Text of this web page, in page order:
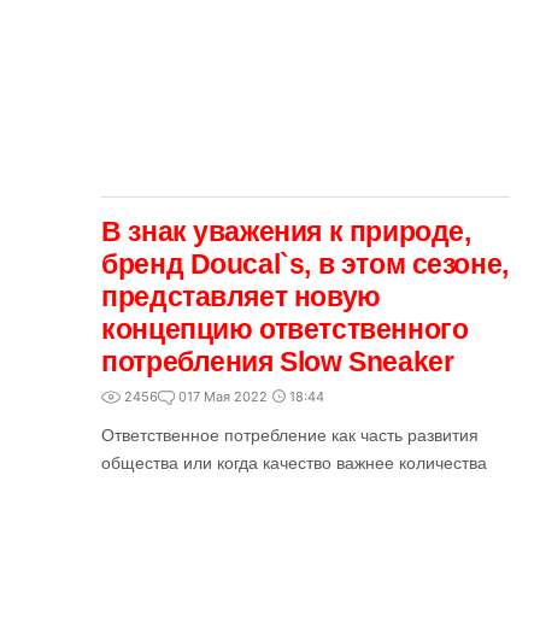
В знак уважения к природе,
бренд Doucal`s, в этом сезоне,
представляет новую
концепцию ответственного
потребления Slow Sneaker
2456 017 Мая 2022 18:44
Ответственное потребление как часть развития
общества или когда качество важнее количества